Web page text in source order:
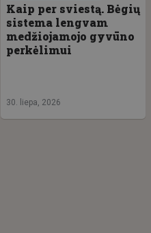
Kaip per sviestą. Bėgių
sistema lengvam
medžiojamojo gyvūno
perkėlimui
30. liepa, 2026